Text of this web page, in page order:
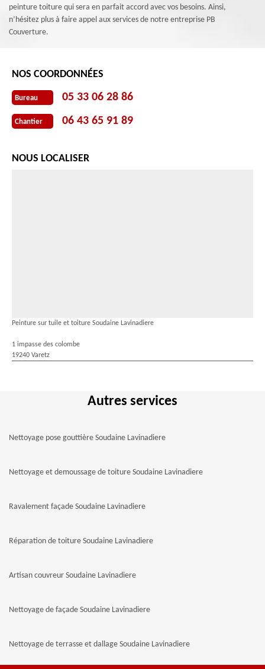
peinture toiture qui sera en parfait accord avec vos besoins. Ainsi,
n’hésitez plus à faire appel aux services de notre entreprise PB
Couverture.
NOS COORDONNÉES
Bureau 05 33 06 28 86
Chantier 06 43 65 91 89
NOUS LOCALISER
Peinture sur tuile et toiture Soudaine Lavinadiere
1 impasse des colombe
19240 Varetz
Autres services
Nettoyage pose gouttière Soudaine Lavinadiere
Nettoyage et demoussage de toiture Soudaine Lavinadiere
Ravalement façade Soudaine Lavinadiere
Réparation de toiture Soudaine Lavinadiere
Artisan couvreur Soudaine Lavinadiere
Nettoyage de façade Soudaine Lavinadiere
Nettoyage de terrasse et dallage Soudaine Lavinadiere